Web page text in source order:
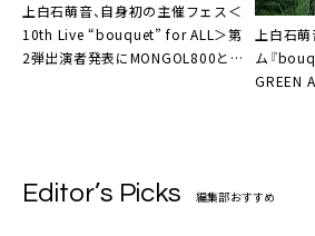
上白石萌音、自身初の主催フェス＜
10th Live “bouquet” for ALL＞第
2弾出演者発表にMONGOL800と
上白石
ム『
GREEN
Editor’s Picks 編集部おすすめ